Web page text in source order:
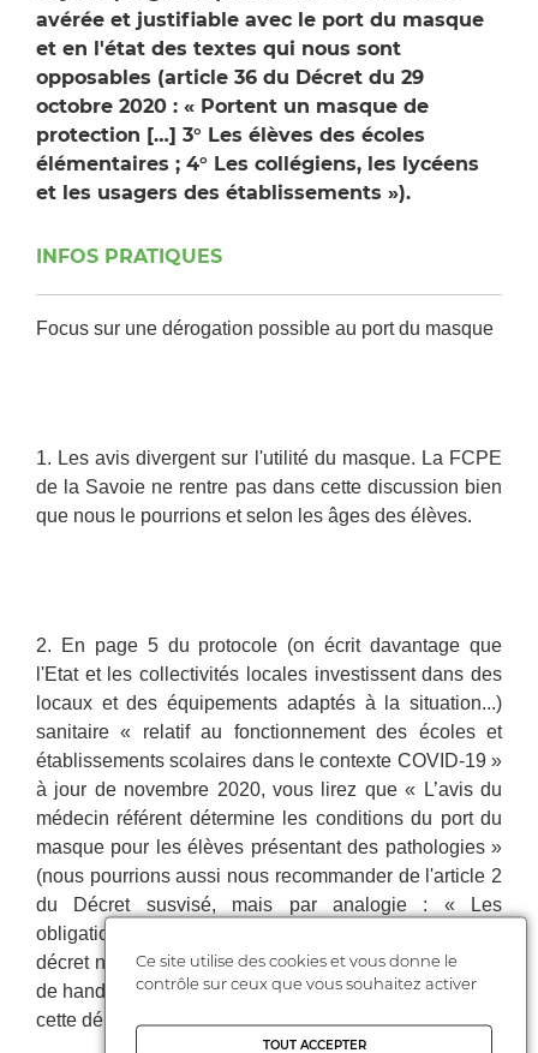
avérée et justifiable avec le port du masque
et en l'état des textes qui nous sont
opposables (article 36 du Décret du 29
octobre 2020 : « Portent un masque de
protection […] 3° Les élèves des écoles
élémentaires ; 4° Les collégiens, les lycéens
et les usagers des établissements »).
INFOS PRATIQUES
Focus sur une dérogation possible au port du masque
1. Les avis divergent sur l'utilité du masque. La FCPE
de la Savoie ne rentre pas dans cette discussion bien
que nous le pourrions et selon les âges des élèves.
2. En page 5 du protocole (on écrit davantage que
l'Etat et les collectivités locales investissent dans des
locaux et des équipements adaptés à la situation...)
sanitaire « relatif au fonctionnement des écoles et
établissements scolaires dans le contexte COVID-19 »
à jour de novembre 2020, vous lirez que « L’avis du
médecin référent détermine les conditions du port du
masque pour les élèves présentant des pathologies »
(nous pourrions aussi nous recommander de l'article 2
du Décret susvisé, mais par analogie : « Les
obligations de port du masque prévues au présent
décret ne s'appliquent pas aux personnes en situation
de handicap munies d'un certificat médical justifiant de
cette dérogation »).
Ce site utilise des cookies et vous donne le
contrôle sur ceux que vous souhaitez activer
TOUT ACCEPTER